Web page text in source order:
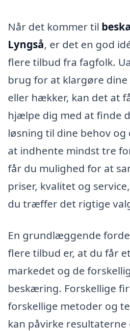
Når det kommer til
Lyngså, er det en god
flere tilbud fra fagfolk.
brug for at klargøre
eller hækker, kan det at
hjælpe dig med at finde
løsning til dine behov og
at indhente mindst tre
får du mulighed for at
priser, kvalitet og
du træffer det rigtige
En grundlæggende
flere tilbud er, at du får
markedet og de
beskæring. Forskellige
forskellige metoder og
kan påvirke resultaterne